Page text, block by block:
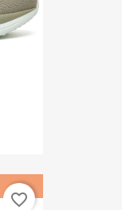
favorite_border